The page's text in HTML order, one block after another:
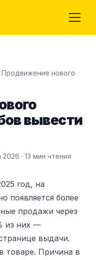
нового
вывести
· 13 мин чтения
год, на
появляется более
продажи через
из них —
выдачи.
товаре. Причина в